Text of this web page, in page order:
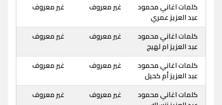
كلمات اغاني محمود
عبد العزيز عمري
غير معروف غير معروف
كلمات اغاني محمود
عبد العزيز ام لهيج
غير معروف غير معروف
كلمات اغاني محمود
عبد العزيز أم كحيل
غير معروف غير معروف
كلمات اغاني محمود
غير معروف غير معروف